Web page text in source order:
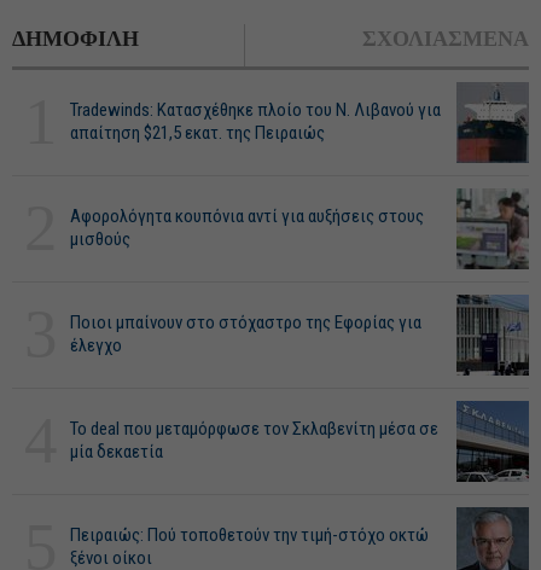
ΔΗΜΟΦΙΛΗ ΣΧΟΛΙΑΣΜΕΝΑ
Tradewinds: Κατασχέθηκε πλοίο του Ν. Λιβανού για
απαίτηση $21,5 εκατ. της Πειραιώς
Αφορολόγητα κουπόνια αντί για αυξήσεις στους
μισθούς
Ποιοι μπαίνουν στο στόχαστρο της Εφορίας για
έλεγχο
Το deal που μεταμόρφωσε τον Σκλαβενίτη μέσα σε
μία δεκαετία
Πειραιώς: Πού τοποθετούν την τιμή-στόχο οκτώ
ξένοι οίκοι